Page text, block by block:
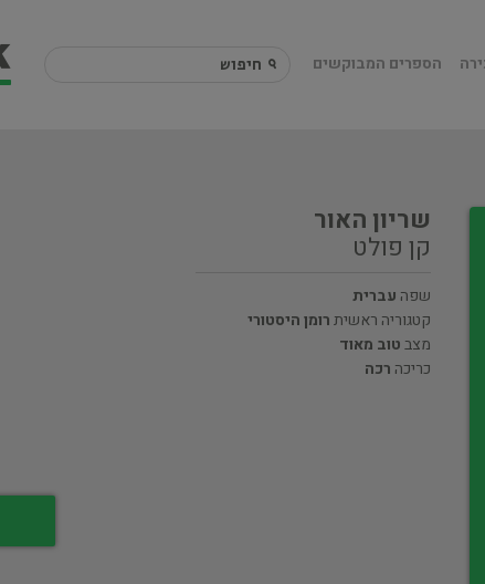
הספרים המבוקשים
שריון האור
קן פולט
שפה עברית
קטגוריה ראשיתרומן היסטורי
מצבטוב מאוד
כריכה רכה